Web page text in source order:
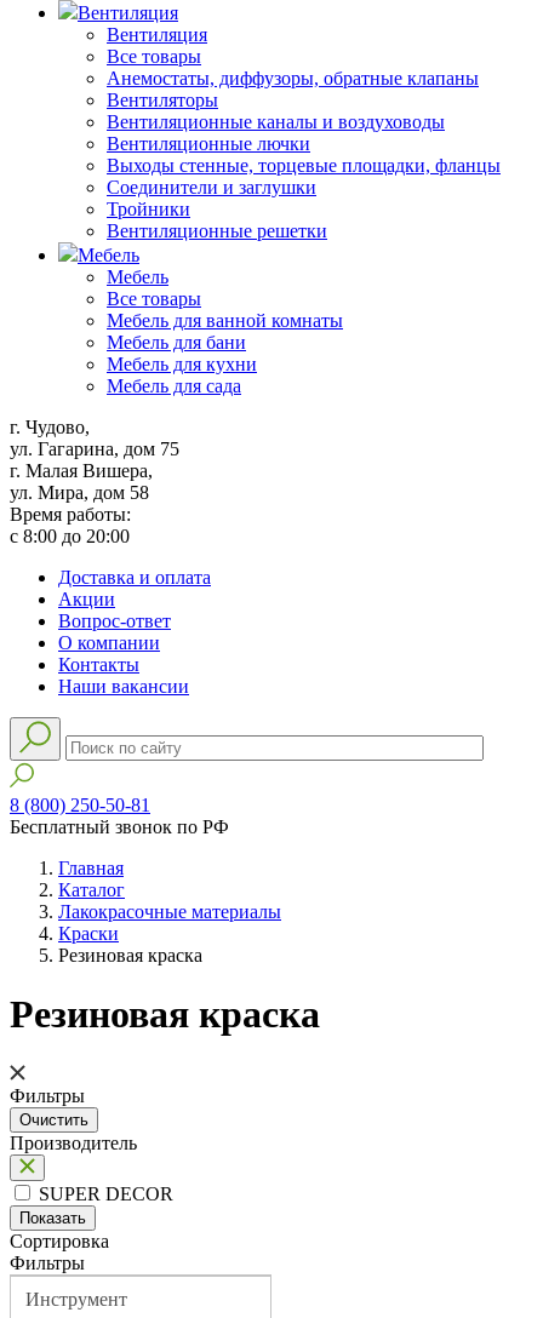
Вентиляция
Вентиляция
Все товары
Анемостаты, диффузоры, обратные клапаны
Вентиляторы
Вентиляционные каналы и воздуховоды
Вентиляционные лючки
Выходы стенные, торцевые площадки, фланцы
Соединители и заглушки
Тройники
Вентиляционные решетки
Мебель
Мебель
Все товары
Мебель для ванной комнаты
Мебель для бани
Мебель для кухни
Мебель для сада
г. Чудово,
ул. Гагарина, дом 75
г. Малая Вишера,
ул. Мира, дом 58
Время работы:
с 8:00 до 20:00
Доставка и оплата
Акции
Вопрос-ответ
О компании
Контакты
Наши вакансии
8 (800) 250-50-81
Бесплатный звонок по РФ
Главная
Каталог
Лакокрасочные материалы
Краски
Резиновая краска
Резиновая краска
Фильтры
Производитель
SUPER DECOR
Сортировка
Фильтры
Инструмент